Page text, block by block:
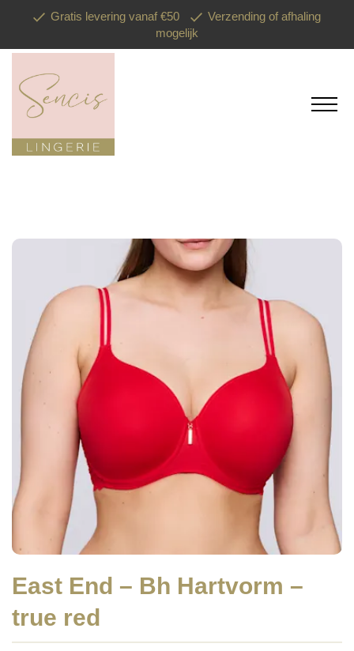
Gratis levering vanaf €50
Verzending of afhaling
mogelijk
East End – Bh Hartvorm –
true red